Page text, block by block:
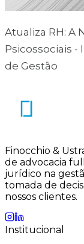
Atualiza RH: A
Psicossociais
de Gestão
Finocchio &
de advocacia
jurídico na
tomada de
nossos clientes.
Institucional